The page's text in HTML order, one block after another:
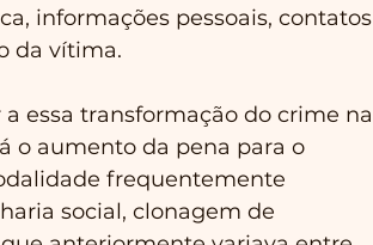
informações pessoais, contatos
da vítima.
essa transformação do crime na
o aumento da pena para o
frequentemente
social, clonagem de